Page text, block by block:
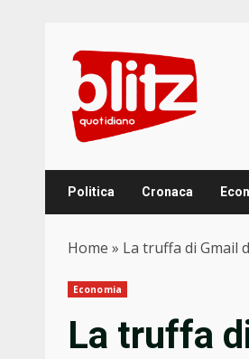
content
Politica Cronaca
Home » La truffa di Gmail
Economia
La truffa